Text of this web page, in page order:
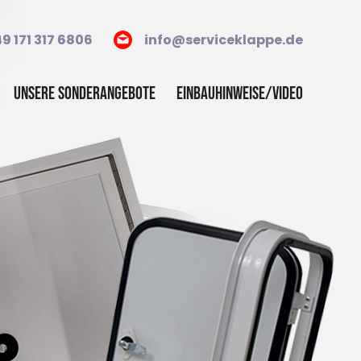
171 317 6806 info@serviceklappe.de
Unsere Sonderangebote Einbauhinweise/Video